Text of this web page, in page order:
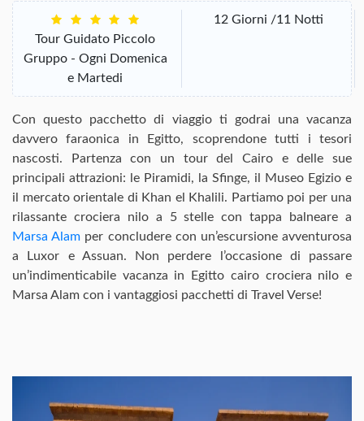
12 Giorni /11 Notti
Tour Guidato Piccolo
Gruppo - Ogni Domenica
e Martedi
Con questo pacchetto di viaggio ti godrai una vacanza
davvero faraonica in Egitto, scoprendone tutti i tesori
nascosti. Partenza con un tour del Cairo e delle sue
principali attrazioni: le Piramidi, la Sfinge, il Museo Egizio e
il mercato orientale di Khan el Khalili. Partiamo poi per una
rilassante crociera nilo a 5 stelle con tappa balneare a
Marsa Alam per concludere con un’escursione avventurosa
a Luxor e Assuan. Non perdere l’occasione di passare
un’indimenticabile vacanza in Egitto cairo crociera nilo e
Marsa Alam con i vantaggiosi pacchetti di Travel Verse!